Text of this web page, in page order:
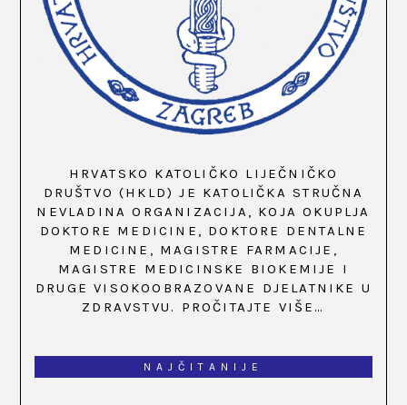
HRVATSKO KATOLIČKO LIJEČNIČKO
DRUŠTVO (HKLD) JE KATOLIČKA STRUČNA
NEVLADINA ORGANIZACIJA, KOJA OKUPLJA
DOKTORE MEDICINE, DOKTORE DENTALNE
MEDICINE, MAGISTRE FARMACIJE,
MAGISTRE MEDICINSKE BIOKEMIJE I
DRUGE VISOKOOBRAZOVANE DJELATNIKE U
ZDRAVSTVU. PROČITAJTE VIŠE…
NAJČITANIJE